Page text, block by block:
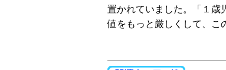
置かれていました。「１歳
値をもっと厳しくして、こ